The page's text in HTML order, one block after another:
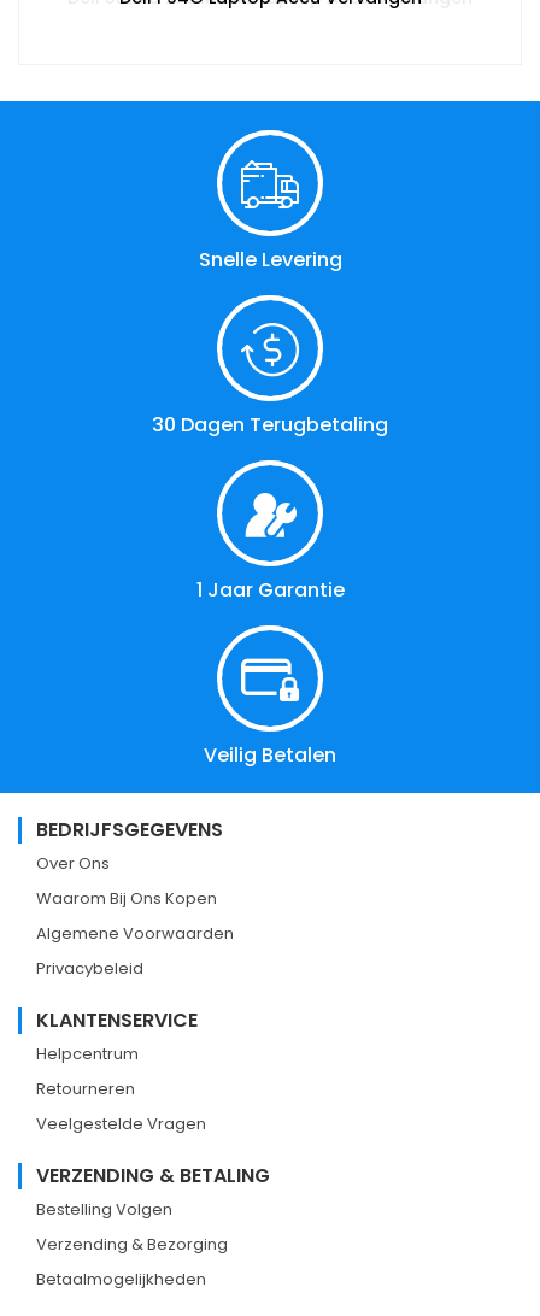
Snelle Levering
30 Dagen Terugbetaling
1 Jaar Garantie
Veilig Betalen
BEDRIJFSGEGEVENS
Over Ons
Waarom Bij Ons Kopen
Algemene Voorwaarden
Privacybeleid
KLANTENSERVICE
Helpcentrum
Retourneren
Veelgestelde Vragen
VERZENDING & BETALING
Bestelling Volgen
Verzending & Bezorging
Betaalmogelijkheden